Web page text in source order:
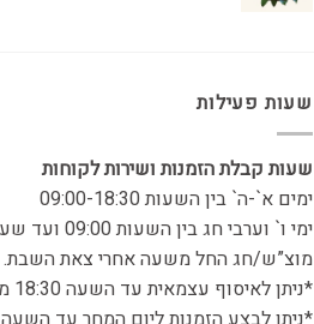
שעות פעילות
שעות קבלת הזמנות ושירות לקוחות
ימים א`-ה` בין השעות 09:00-18:30
ימי ו` וערבי חג בין השעות 09:00 ועד שעה לפני כניסת שבת/חג.
מוצ”ש/חג החל משעה אחרי צאת השבת.
*ניתן לאיסוף עצמאית עד השעה 18:30 מבית העסק.